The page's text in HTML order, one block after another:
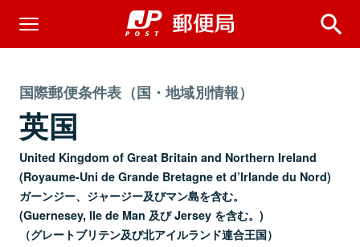
国際郵便条件表（国・地域別情報）
英国
United Kingdom of Great Britain and Northern Ireland
(Royaume-Uni de Grande Bretagne et d’Irlande du Nord)
ガーンジー、ジャージー及びマン島を含む。
(Guernesey, Ile de Man 及び Jersey を含む。)
（グレートブリテン及び北アイルランド連合王国）